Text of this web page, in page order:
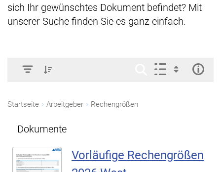
sich Ihr gewünschtes Dokument befindet? Mit
unserer Suche finden Sie es ganz einfach.
Startseite Arbeitgeber Rechengrößen
Dokumente
Vorläufige Rechengrößen